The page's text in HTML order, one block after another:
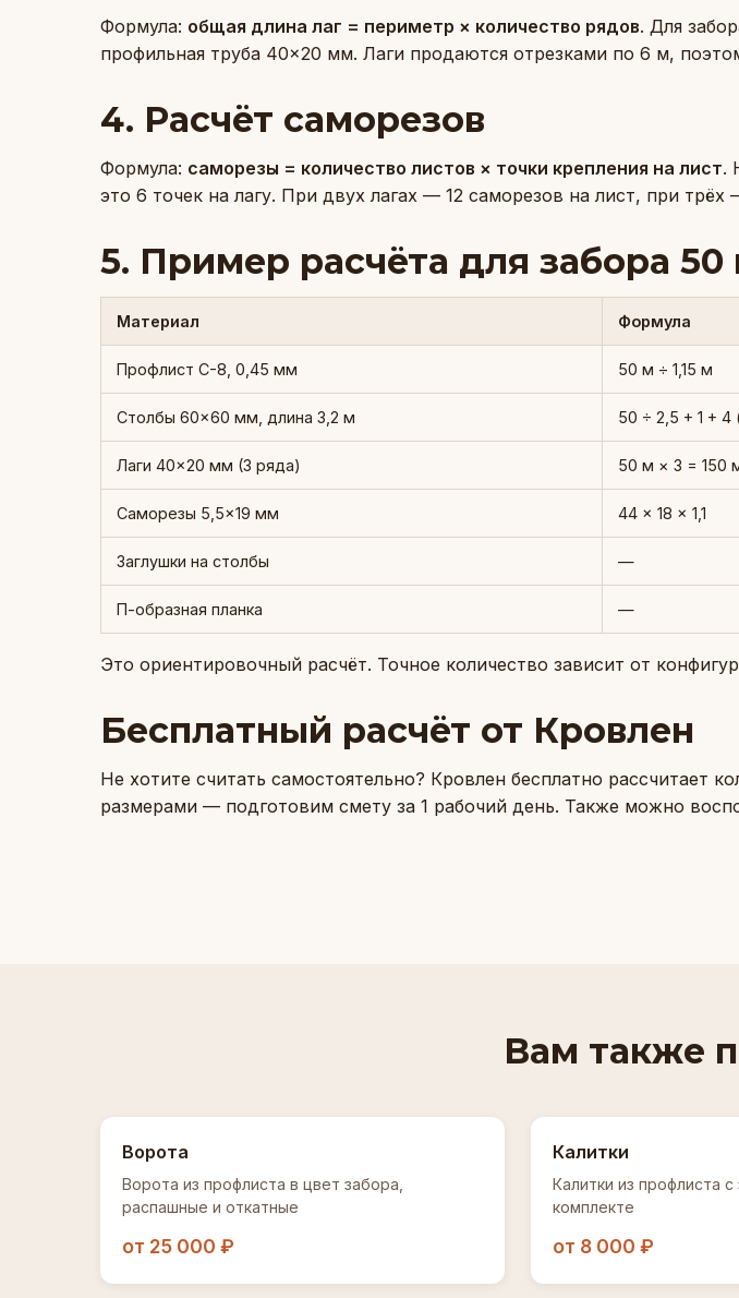
Формула: общая длина лаг = периметр × количество рядов. Для
профильная труба 40×20 мм. Лаги продаются отрезками по 6 м,
4. Расчёт саморезов
Формула: саморезы = количество листов × точки крепления на лист.
это 6 точек на лагу. При двух лагах — 12 саморезов на лист, при
5. Пример расчёта для забора 50
Материал Формула
Профлист С-8, 0,45 мм 50 м ÷ 1,15 м
Столбы 60×60 мм, длина 3,2 м 50 ÷ 2,5 + 1 + 4
Лаги 40×20 мм (3 ряда) 50 м × 3 = 150
Саморезы 5,5×19 мм 44 × 18 × 1,1
Заглушки на столбы —
П-образная планка —
Это ориентировочный расчёт. Точное количество зависит от
Бесплатный расчёт от Кровлен
Не хотите считать самостоятельно? Кровлен бесплатно рассчитает
размерами — подготовим смету за 1 рабочий день. Также можно
Вам также
Ворота
Ворота из профлиста в цвет забора,
распашные и откатные
от 25 000 ₽
Калитки
Калитки из профлиста
комплекте
от 8 000 ₽